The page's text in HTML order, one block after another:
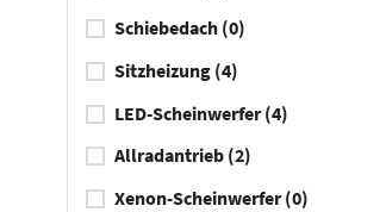
Schiebedach (0)
Sitzheizung (4)
LED-Scheinwerfer(4)
Allradantrieb (2)
Xenon-Scheinwerfer(0)